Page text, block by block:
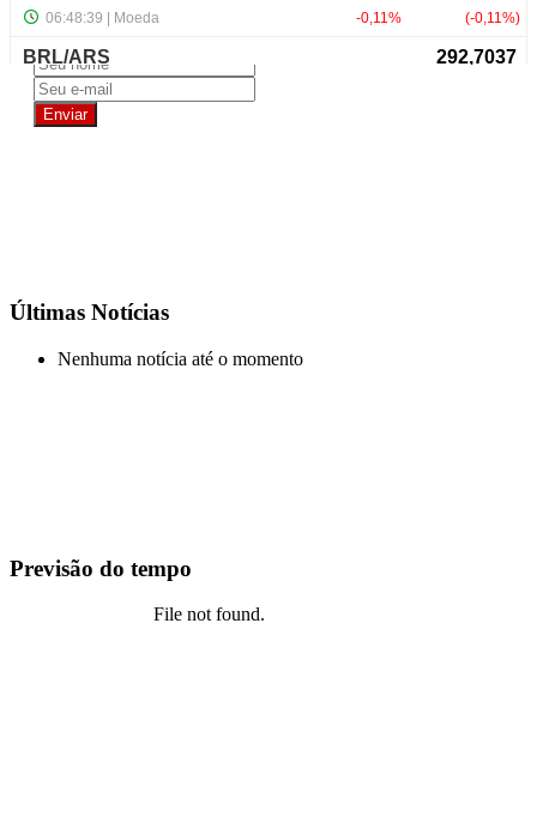
NewsLetter
Últimas Notícias
Nenhuma notícia até o momento
Previsão do tempo